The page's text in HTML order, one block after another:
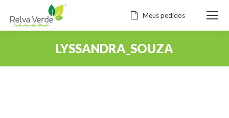
Meus pedidos
LYSSANDRA_SOUZA